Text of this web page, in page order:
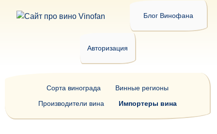
Блог Винофана
Авторизация
Сорта винограда
Винные регионы
Производители вина
Импортеры вина